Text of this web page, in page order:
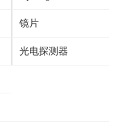
机镜片
光电探测器